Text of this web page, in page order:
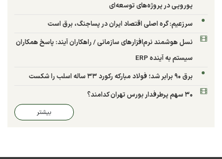
یورویی در پروژه‌های توسعه‌ای
سرزعیم: گره اصلی اقتصاد ایران در پساجنگ، برق است
نسل هوشمند نرم‌افزارهای سازمانی / راهکاران آیند: پاسخ همکاران
سیستم به آینده ERP
برق ۹۰ برابر شد؛ فولاد مبارکه رکورد ۳۳ ساله اسلب را شکست
۳۰ سهم پرطرفدار بورس تهران کدامند؟
بیشتر